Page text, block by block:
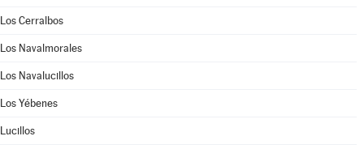
Los Cerralbos
Los Navalmorales
Los Navalucillos
Los Yébenes
Lucillos